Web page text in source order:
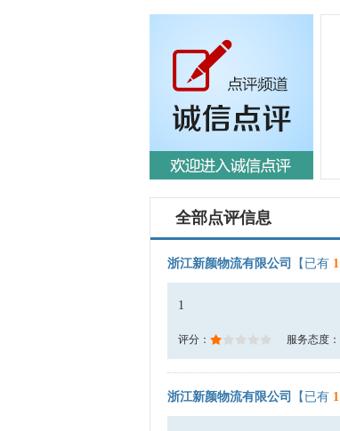
全部点评信息
浙江新颜物流有限公司 【已有 1
1
评分： 服务态度：
浙江新颜物流有限公司 【已有 1